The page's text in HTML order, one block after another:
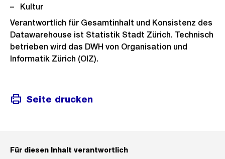
Kultur
Verantwortlich für Gesamtinhalt und Konsistenz des
Datawarehouse ist Statistik Stadt Zürich. Technisch
betrieben wird das DWH von Organisation und
Informatik Zürich (OIZ).
Seite drucken
Für diesen Inhalt verantwortlich